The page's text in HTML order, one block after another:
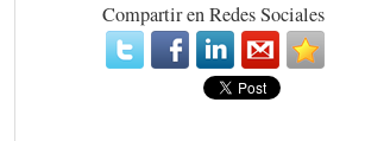
Compartir en Redes Sociales